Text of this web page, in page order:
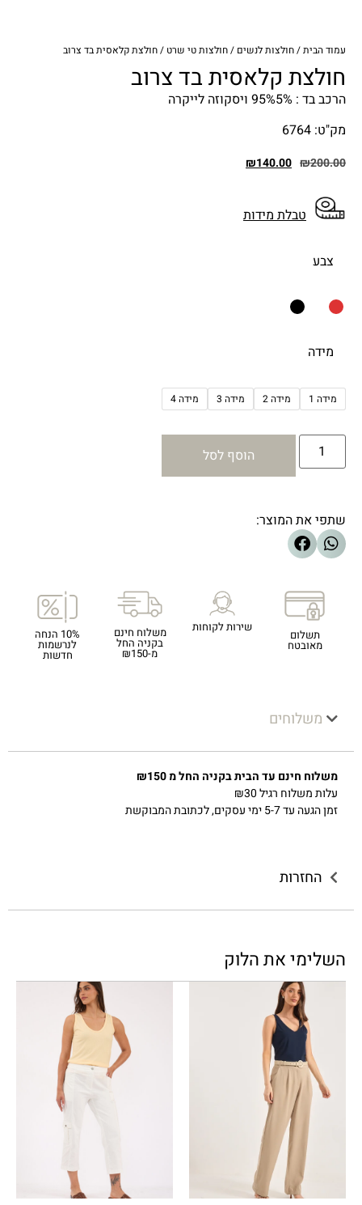
עמוד הבית/חולצות לנשים /חולצות טי שרט / חולצת קלאסית בד צרוב
חולצת קלאסית בד צרוב
הרכב בד : 95%5% ויסקוזה לייקרה
מק"ט: 6764
₪200.00
₪140.00
טבלת מידות
צבע
מידה
מידה 1 מידה 2 מידה 3 מידה 4
הוסף לסל
שתפי את המוצר:
תשלום
מאובטח
שירות לקוחות משלוח חינם
בקניה החל
מ-₪150
10% הנחה
לנרשמות
חדשות
משלוחים
משלוח חינם עד הבית בקניה החל מ ₪150
עלות משלוח רגיל ₪30
זמן הגעה עד 5-7 ימי עסקים, לכתובת המבוקשת
החזרות
השלימי את הלוק